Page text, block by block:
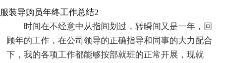
服装导购员年终工作总结2
时间在不经意中从指间划过，转瞬间又是一年，回
顾年的工作，在公司领导的正确指导和同事的大力配合
下，我的各项工作都能够按部就班的正常开展，现就